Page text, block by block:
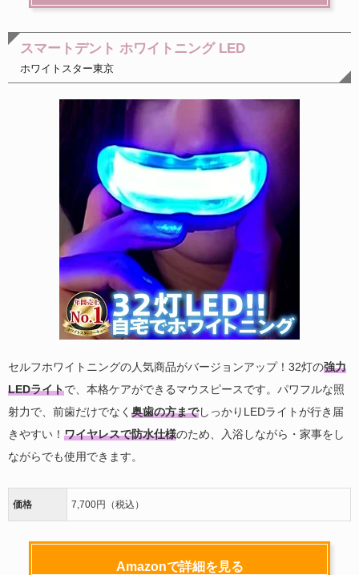
スマートデント ホワイトニング LED
ホワイトスター東京
セルフホワイトニングの人気商品がバージョンアップ！32灯の強力
LEDライトで、本格ケアができるマウスピースです。パワフルな照
射力で、前歯だけでなく 奥歯の方までしっかりLEDライトが行き届
きやすい！ ワイヤレスで防水仕様のため、入浴しながら・家事をし
ながらでも使用できます。
価格 7,700円（税込）
Amazonで詳細を見る